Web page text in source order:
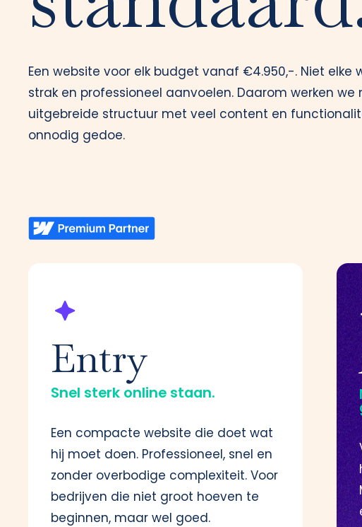
Een website voor elk budget vanaf €4.950,-. Niet
strak en professioneel aanvoelen. Daarom werken we
uitgebreide structuur met veel content en
onnodig gedoe.
Entry
Snel sterk online staan.
Een compacte website die doet wat
hij moet doen. Professioneel, snel en
zonder overbodige complexiteit. Voor
bedrijven die niet groot hoeven te
beginnen, maar wel goed.